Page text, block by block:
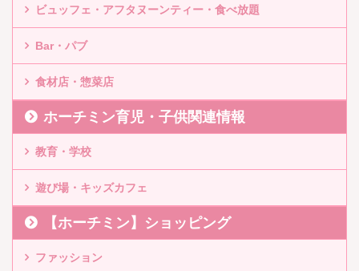
ビュッフェ・アフタヌーンティー・食べ放題
Bar・パブ
食材店・惣菜店
ホーチミン育児・子供関連情報
教育・学校
遊び場・キッズカフェ
【ホーチミン】ショッピング
ファッション